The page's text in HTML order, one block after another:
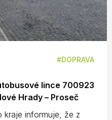
DOPRAVA
lince 700923
Hrady – Proseč
kraje informuje, že z